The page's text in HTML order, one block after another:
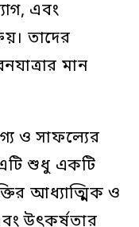
এবং
তাদের
মান
ও সাফল্যের
এটি শুধু একটি
আধ্যাত্মিক ও
উৎকর্ষতার